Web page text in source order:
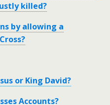
killed?
by allowing a
or King David?
Accounts?